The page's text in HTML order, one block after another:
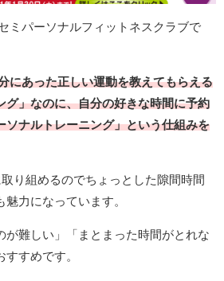
ミパーソナルフィットネスクラブで
にあった正しい運動を教えてもらえる
グ」なのに、自分の好きな時間に予約
ソナルトレーニング」という仕組みを
り組めるのでちょっとした隙間時間
力になっています。
が難しい」「まとまった時間がとれな
すめです。